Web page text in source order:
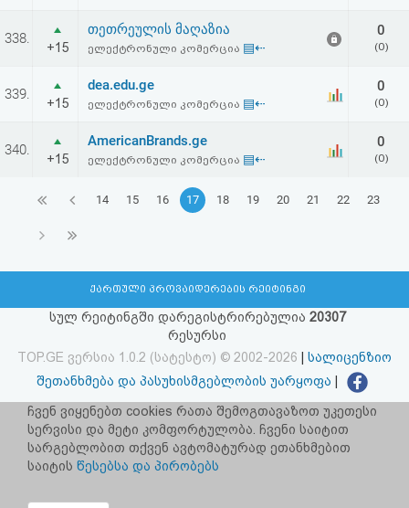
338.
+15
თეთრეულის მაღაზია
ელექტრონული კომერცია ▤⇠
0
(0)
339.
+15
dea.edu.ge
ელექტრონული კომერცია ▤⇠
0
(0)
340.
+15
AmericanBrands.ge
ელექტრონული კომერცია ▤⇠
0
(0)
14 15 16 17 18 19 20 21 22 23
ქართული პროვაიდერების რეიტინგი
სულ რეიტინგში დარეგისტრირებულია 20307
რესურსი
TOP.GE ვერსია 1.0.2 (სატესტო) © 2002-2026
სალიცენზიო
შეთანხმება და პასუხისმგებლობის უარყოფა
facebook.com/TOP.GE
იხილეთ TOP.GE - ის ძველი ვერსია ბმულზე
ჩვენ ვიყენებთ cookies რათა შემოგთავაზოთ უკეთესი
სერვისი და მეტი კომფორტულობა. ჩვენი საიტით
სარგებლობით თქვენ ავტომატურად ეთანხმებით
საიტის წესებსა და პირობებს